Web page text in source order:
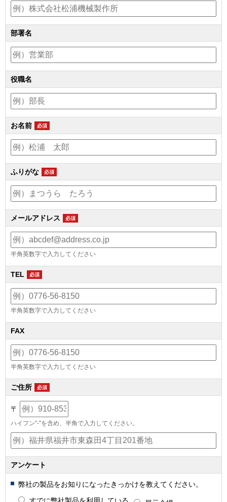
部署名
役職名
お名前 必須
ふりがな 必須
メールアドレス 必須
半角英数字で入力してください
TEL 必須
半角英数字で入力してください
FAX
半角英数字で入力してください
ご住所 必須
〒
ハイフン"-"を含め、半角で入力してください。
アンケート
弊社の製品をお知りになったきっかけを教えてください。